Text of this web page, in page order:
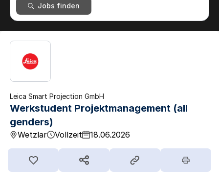
Jobs finden
Leica Smart Projection GmbH
Werkstudent Projektmanagement (all
genders)
Wetzlar Vollzeit 18.06.2026